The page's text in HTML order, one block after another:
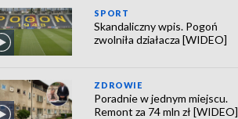
SPORT
Skandaliczny wpis. Pogoń
zwolniła działacza [WIDEO]
ZDROWIE
Poradnie w jednym miejscu.
Remont za 74 mln zł [WIDEO]